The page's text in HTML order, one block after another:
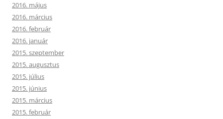
2016. május
2016. március
2016. február
2016. január
2015. szeptember
2015. augusztus
2015. július
2015. június
2015. március
2015. február